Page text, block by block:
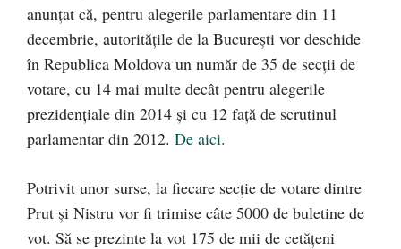
anunțat că, pentru alegerile parlamentare din 11
decembrie, autorităţile de la Bucureşti vor deschide
în Republica Moldova un număr de 35 de secţii de
votare, cu 14 mai multe decât pentru alegerile
prezidenţiale din 2014 şi cu 12 faţă de scrutinul
parlamentar din 2012. De aici.
Potrivit unor surse, la fiecare secție de votare dintre
Prut și Nistru vor fi trimise câte 5000 de buletine de
vot. Să se prezinte la vot 175 de mii de cetățeni